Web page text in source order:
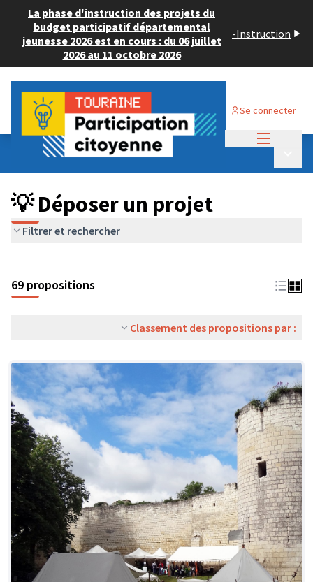
La phase d'instruction des projets du
budget participatif départemental
jeunesse 2026 est en cours : du 06 juillet
2026 au 11 octobre 2026
-Instruction
Se connecter
Budget Participatif ADULTE 2024
💡 Déposer un projet
💡 Déposer un projet
Filtrer et rechercher
69 propositions
Classement des propositions par :